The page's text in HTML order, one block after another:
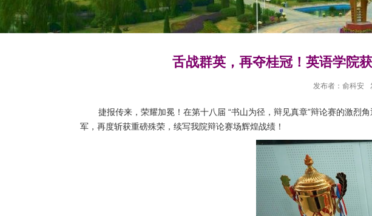
舌战群英，再夺桂冠！英语学院
发布者：俞科安
捷报传来，荣耀加冕！在第十八届 “书山为径，辩见真章”辩论赛的激烈
军，再度斩获重磅殊荣，续写我院辩论赛场辉煌战绩！